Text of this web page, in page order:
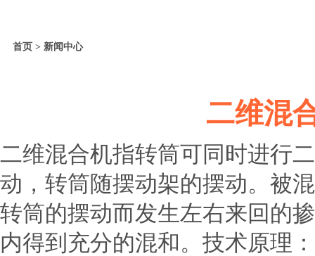
首页 > 新闻中心
二维混
二维混合机指转筒可同时进行
动，转筒随摆动架的摆动。被
转筒的摆动而发生左右来回的
内得到充分的混和。技术原理